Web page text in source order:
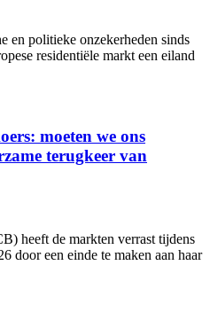
en politieke onzekerheden sinds
residentiële markt een eiland
moeten we ons
terugkeer van
heeft de markten verrast tijdens
door een einde te maken aan haar